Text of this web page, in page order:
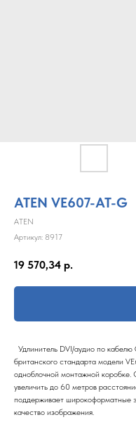
ATEN VE607-AT-G
ATEN
Артикул: 8917
19 570,34 р.
Удлинитель DVI/аудио по
британского стандарта модели
одноблочной монтажной
увеличить до 60 метров
поддерживает широкоформатные
качество изображения.